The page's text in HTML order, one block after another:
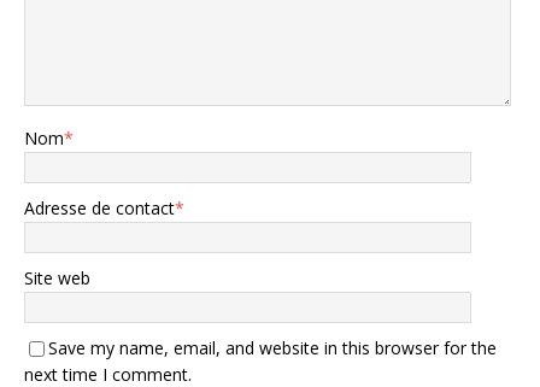
Nom*
Adresse de contact*
Site web
Save my name, email, and website in this browser for the
next time I comment.